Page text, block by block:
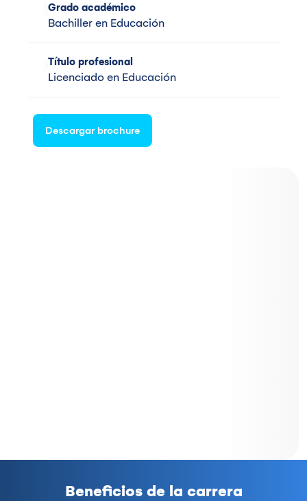
Grado académico
Bachiller en Educación
Título profesional
Licenciado en Educación
Descargar brochure
Beneficios de la carrera